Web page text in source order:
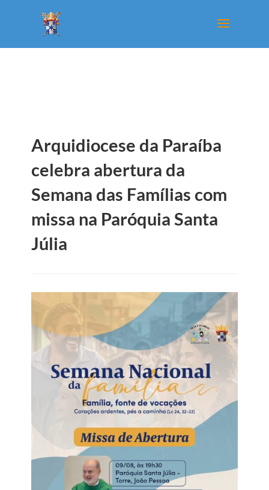
Arquidiocese da Paraíba
celebra abertura da
Semana das Famílias com
missa na Paróquia Santa
Júlia